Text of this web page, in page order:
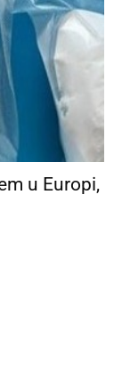
u Europi,